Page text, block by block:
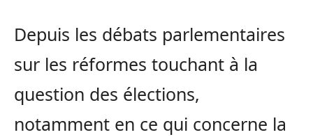
Depuis les débats parlementaires
sur les réformes touchant à la
question des élections,
notamment en ce qui concerne la